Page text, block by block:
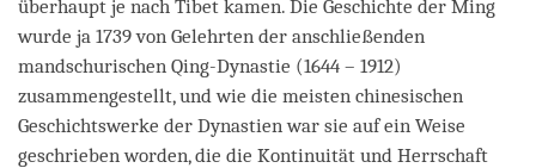
überhaupt je nach Tibet kamen. Die Geschichte der Ming
wurde ja 1739 von Gelehrten der anschließenden
mandschurischen Qing-Dynastie (1644 – 1912)
zusammengestellt, und wie die meisten chinesischen
Geschichtswerke der Dynastien war sie auf ein Weise
geschrieben worden, die die Kontinuität und Herrschaft